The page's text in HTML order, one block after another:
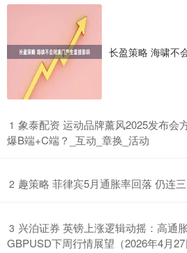
长盈策略 海啸不
1 象泰配资 运动品牌薰风2025发布会
爆B端+C端？_互动_章换_活动
2 趣策略 菲律宾5月通胀率回落 仍连
3 兴泊证券 英镑上涨逻辑动摇：高通
GBPUSD下周行情展望（2026年4月